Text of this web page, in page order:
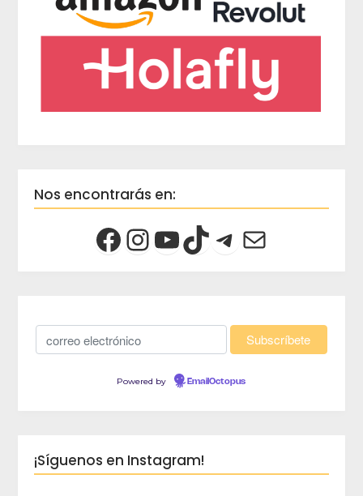
Nos encontrarás en:
Powered by EmailOctopus
¡Síguenos en Instagram!